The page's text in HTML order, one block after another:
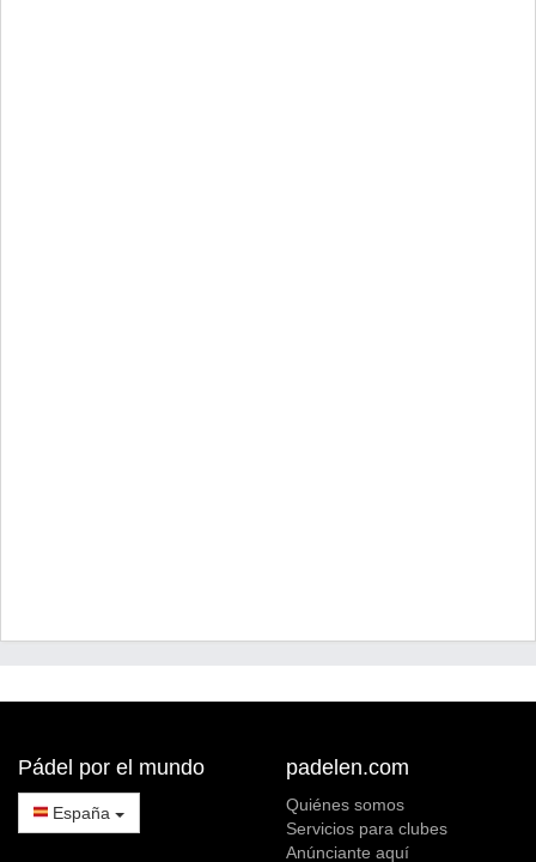
Pádel por el mundo
España
padelen.com
Quiénes somos
Servicios para clubes
Anúnciante aquí